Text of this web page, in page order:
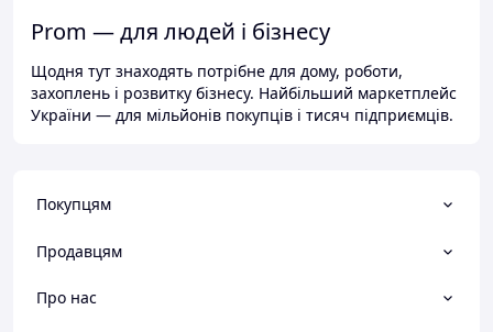
Prom — для людей і бізнесу
Щодня тут знаходять потрібне для дому, роботи,
захоплень і розвитку бізнесу. Найбільший маркетплейс
України — для мільйонів покупців і тисяч підприємців.
Покупцям
Продавцям
Про нас